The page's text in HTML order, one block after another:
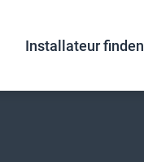
Installateur finden